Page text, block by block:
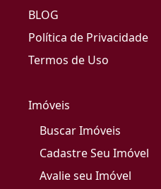
BLOG
Política de Privacidade
Termos de Uso
Imóveis
Buscar Imóveis
Cadastre Seu Imóvel
Avalie seu Imóvel